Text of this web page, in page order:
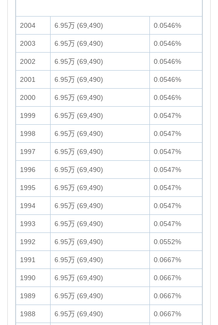
2004 6.95万 (69,490) 0.0546%
2003 6.95万 (69,490) 0.0546%
2002 6.95万 (69,490) 0.0546%
2001 6.95万 (69,490) 0.0546%
2000 6.95万 (69,490) 0.0546%
1999 6.95万 (69,490) 0.0547%
1998 6.95万 (69,490) 0.0547%
1997 6.95万 (69,490) 0.0547%
1996 6.95万 (69,490) 0.0547%
1995 6.95万 (69,490) 0.0547%
1994 6.95万 (69,490) 0.0547%
1993 6.95万 (69,490) 0.0547%
1992 6.95万 (69,490) 0.0552%
1991 6.95万 (69,490) 0.0667%
1990 6.95万 (69,490) 0.0667%
1989 6.95万 (69,490) 0.0667%
1988 6.95万 (69,490) 0.0667%